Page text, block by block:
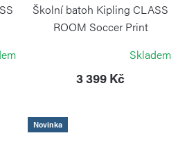
Školní batoh Kipling CLASS
ROOM Soccer Print
Skladem
3 399 Kč
Novinka